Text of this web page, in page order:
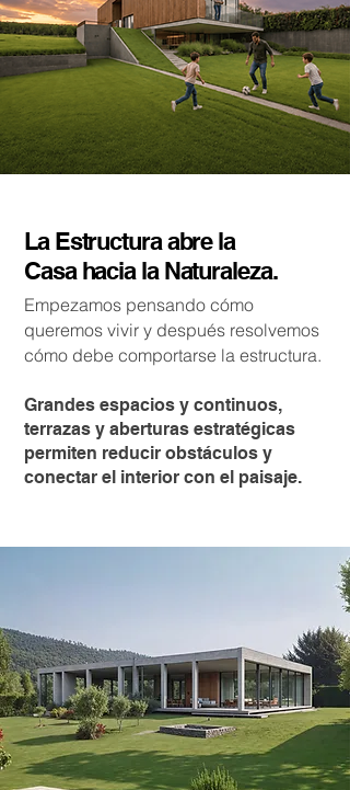
La Estructura abre la
Casa hacia la Naturaleza.
Empezamos pensando cómo
queremos vivir y después resolvemos
cómo debe comportarse la estructura.
Grandes espacios y continuos,
terrazas y aberturas estratégicas
permiten reducir obstáculos y
conectar el interior con el paisaje.